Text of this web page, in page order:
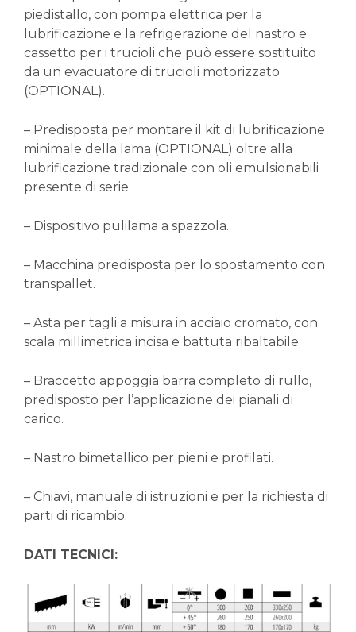
piedistallo, con pompa elettrica per la
lubrificazione e la refrigerazione del nastro e
cassetto per i trucioli che può essere sostituito
da un evacuatore di trucioli motorizzato
(OPTIONAL).
– Predisposta per montare il kit di lubrificazione
minimale della lama (OPTIONAL) oltre alla
lubrificazione tradizionale con oli emulsionabili
presente di serie.
– Dispositivo pulilama a spazzola.
– Macchina predisposta per lo spostamento con
transpallet.
– Asta per tagli a misura in acciaio cromato, con
scala millimetrica incisa e battuta ribaltabile.
– Braccetto appoggia barra completo di rullo,
predisposto per l’applicazione dei pianali di
carico.
– Nastro bimetallico per pieni e profilati.
– Chiavi, manuale di istruzioni e per la richiesta di
parti di ricambio.
DATI TECNICI: